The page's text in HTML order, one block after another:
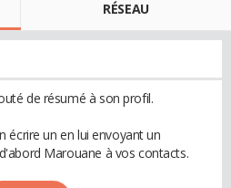
RÉSEAU
de résumé à son profil.
écrire un en lui envoyant un
Marouane à vos contacts.